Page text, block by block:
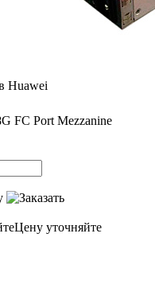
Huawei
FC Port Mezzanine
Цену уточняйте